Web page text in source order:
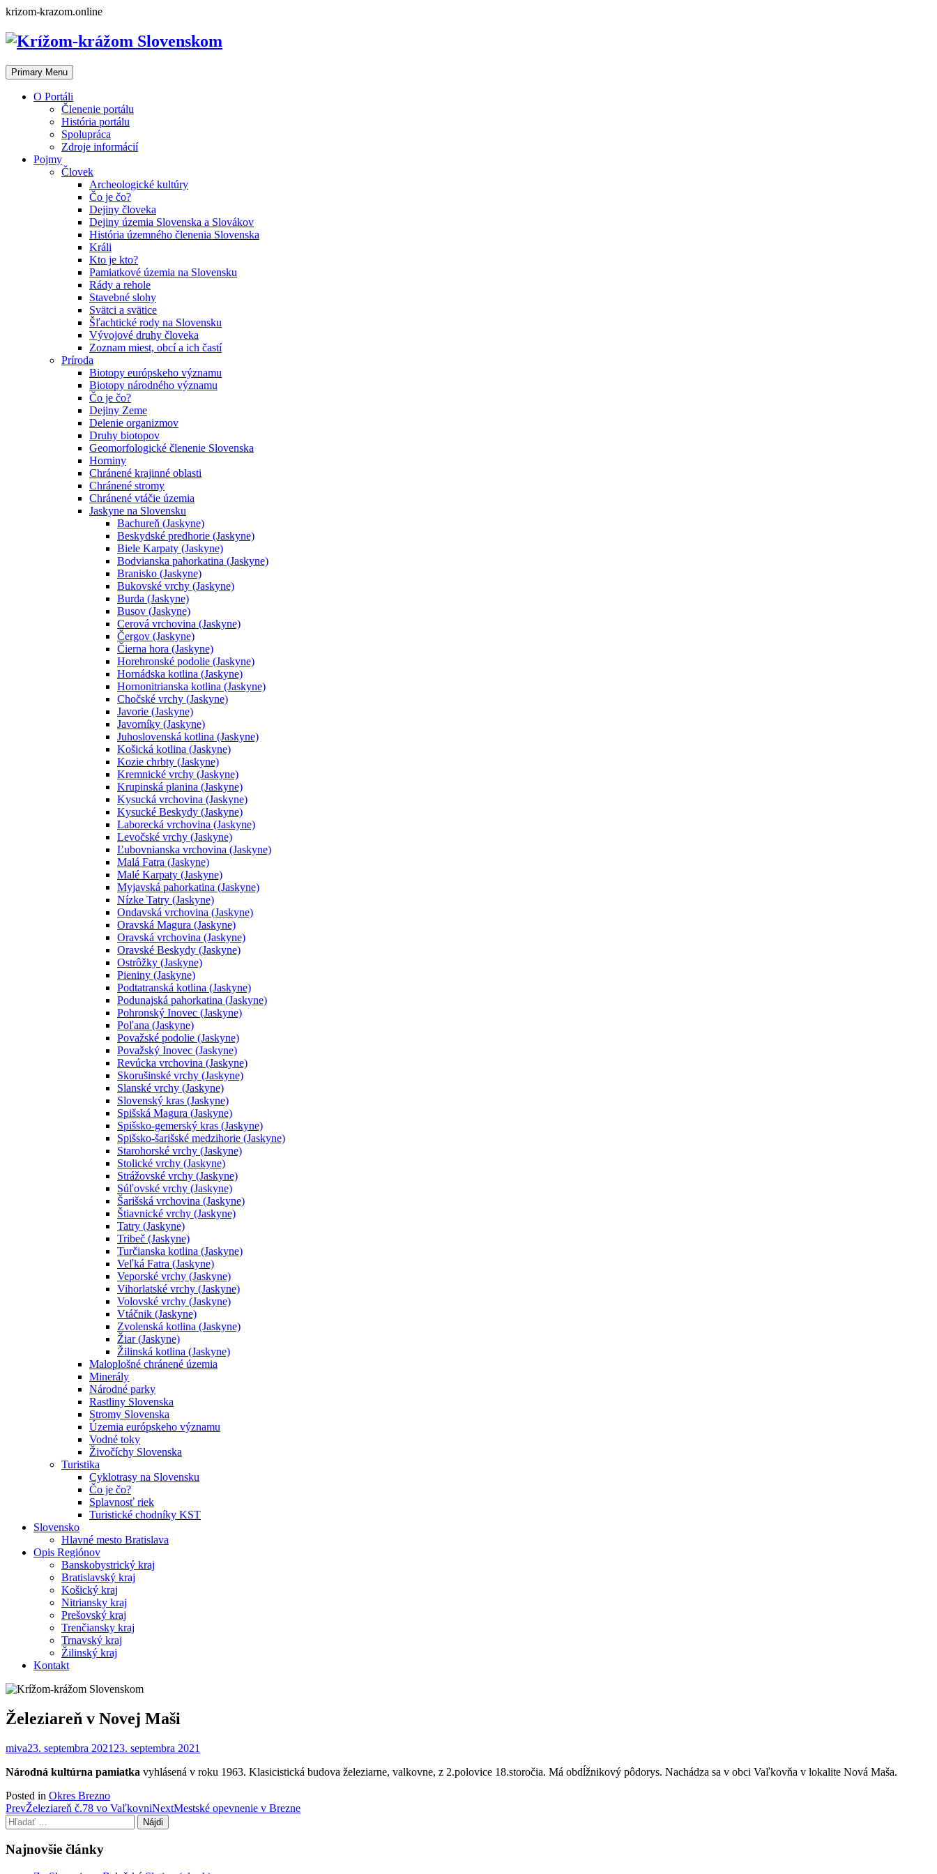
Skip
content
krizom-krazom.online
Primary Menu
O Portáli
Členenie portálu
História portálu
Spolupráca
Zdroje informácií
Pojmy
Človek
Archeologické kultúry
Čo je čo?
Dejiny človeka
Dejiny územia Slovenska a Slovákov
História územného členenia Slovenska
Králi
Kto je kto?
Pamiatkové územia na Slovensku
Rády a rehole
Stavebné slohy
Svätci a svätice
Šľachtické rody na Slovensku
Vývojové druhy človeka
Zoznam miest, obcí a ich častí
Príroda
Biotopy európskeho významu
Biotopy národného významu
Čo je čo?
Dejiny Zeme
Delenie organizmov
Druhy biotopov
Geomorfologické členenie Slovenska
Horniny
Chránené krajinné oblasti
Chránené stromy
Chránené vtáčie územia
Jaskyne na Slovensku
Bachureň (Jaskyne)
Beskydské predhorie (Jaskyne)
Biele Karpaty (Jaskyne)
Bodvianska pahorkatina (Jaskyne)
Branisko (Jaskyne)
Bukovské vrchy (Jaskyne)
Burda (Jaskyne)
Busov (Jaskyne)
Cerová vrchovina (Jaskyne)
Čergov (Jaskyne)
Čierna hora (Jaskyne)
Horehronské podolie (Jaskyne)
Hornádska kotlina (Jaskyne)
Hornonitrianska kotlina (Jaskyne)
Chočské vrchy (Jaskyne)
Javorie (Jaskyne)
Javorníky (Jaskyne)
Juhoslovenská kotlina (Jaskyne)
Košická kotlina (Jaskyne)
Kozie chrbty (Jaskyne)
Kremnické vrchy (Jaskyne)
Krupinská planina (Jaskyne)
Kysucká vrchovina (Jaskyne)
Kysucké Beskydy (Jaskyne)
Laborecká vrchovina (Jaskyne)
Levočské vrchy (Jaskyne)
Ľubovnianska vrchovina (Jaskyne)
Malá Fatra (Jaskyne)
Malé Karpaty (Jaskyne)
Myjavská pahorkatina (Jaskyne)
Nízke Tatry (Jaskyne)
Ondavská vrchovina (Jaskyne)
Oravská Magura (Jaskyne)
Oravská vrchovina (Jaskyne)
Oravské Beskydy (Jaskyne)
Ostrôžky (Jaskyne)
Pieniny (Jaskyne)
Podtatranská kotlina (Jaskyne)
Podunajská pahorkatina (Jaskyne)
Pohronský Inovec (Jaskyne)
Poľana (Jaskyne)
Považské podolie (Jaskyne)
Považský Inovec (Jaskyne)
Revúcka vrchovina (Jaskyne)
Skorušinské vrchy (Jaskyne)
Slanské vrchy (Jaskyne)
Slovenský kras (Jaskyne)
Spišská Magura (Jaskyne)
Spišsko-gemerský kras (Jaskyne)
Spišsko-šarišské medzihorie (Jaskyne)
Starohorské vrchy (Jaskyne)
Stolické vrchy (Jaskyne)
Strážovské vrchy (Jaskyne)
Súľovské vrchy (Jaskyne)
Šarišská vrchovina (Jaskyne)
Štiavnické vrchy (Jaskyne)
Tatry (Jaskyne)
Tribeč (Jaskyne)
Turčianska kotlina (Jaskyne)
Veľká Fatra (Jaskyne)
Veporské vrchy (Jaskyne)
Vihorlatské vrchy (Jaskyne)
Volovské vrchy (Jaskyne)
Vtáčnik (Jaskyne)
Zvolenská kotlina (Jaskyne)
Žiar (Jaskyne)
Žilinská kotlina (Jaskyne)
Maloplošné chránené územia
Minerály
Národné parky
Rastliny Slovenska
Stromy Slovenska
Územia európskeho významu
Vodné toky
Živočíchy Slovenska
Turistika
Cyklotrasy na Slovensku
Čo je čo?
Splavnosť riek
Turistické chodníky KST
Slovensko
Hlavné mesto Bratislava
Opis Regiónov
Banskobystrický kraj
Bratislavský kraj
Košický kraj
Nitriansky kraj
Prešovský kraj
Trenčiansky kraj
Trnavský kraj
Žilinský kraj
Kontakt
Železiareň v Novej Maši
miva23. septembra 2021 23. septembra 2021
Národná kultúrna pamiatka vyhlásená v roku 1963. Klasicistická budova železiarne, valkovne, z 2.polovice 18.storočia. Má obdĺžnikový pôdorys. Nachádza sa v obci Vaľkovňa v lokalite Nová Maša.
Posted in Okres Brezno
Post
navigation
PrevŽeleziareň č.78 vo VaľkovniNextMestské opevnenie v Brezne
Hľadať:
Najnovšie články